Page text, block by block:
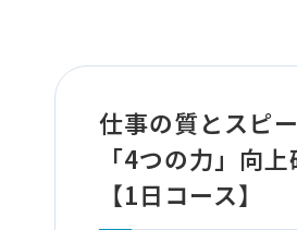
仕事の質とスピ
「4つの力」向
【1日コース】